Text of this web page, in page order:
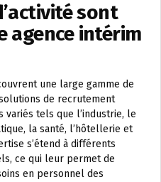
sont
agence intérim
une large gamme de
de recrutement
variés tels que l’industrie, le
la santé, l’hôtellerie et
s’étend à différents
ce qui leur permet de
en personnel des